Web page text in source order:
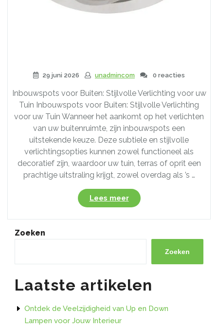
29 juni 2026 unadmincom 0 reacties
Inbouwspots voor Buiten: Stijlvolle Verlichting voor uw
Tuin Inbouwspots voor Buiten: Stijlvolle Verlichting
voor uw Tuin Wanneer het aankomt op het verlichten
van uw buitenruimte, zijn inbouwspots een
uitstekende keuze. Deze subtiele en stijlvolle
verlichtingsopties kunnen zowel functioneel als
decoratief zijn, waardoor uw tuin, terras of oprit een
prachtige uitstraling krijgt, zowel overdag als ’s …
Lees meer“Stijlvolle
Verlichting:
Inbouwspots
Buiten”
Zoeken
Zoeken
Laatste artikelen
Ontdek de Veelzijdigheid van Up en Down
Lampen voor Jouw Interieur